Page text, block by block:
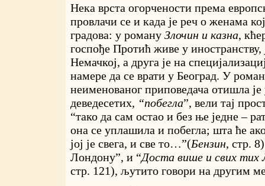
Нека врста огорчености према
провлачи се и када је реч о женама
градова: у роману Злочин и казна,
госпође Протић живе у иностранству,
Немачкој, а друга је на
намере да се врати у Београд. У
неименованог приповедача отишла
деведесетих, “побегла”, вели тај
“тако да сам остао и без ње једне –
она се уплашила и побегла; шта ће
јој је свега, и све то…”(Бензин, стр.
Лондону”, и “Доста више и свих тих
стр. 121), љутито говори на другим